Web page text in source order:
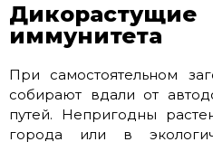
иммунитета
При самостоятельном
собирают вдали от
путей. Непригодны
города или в